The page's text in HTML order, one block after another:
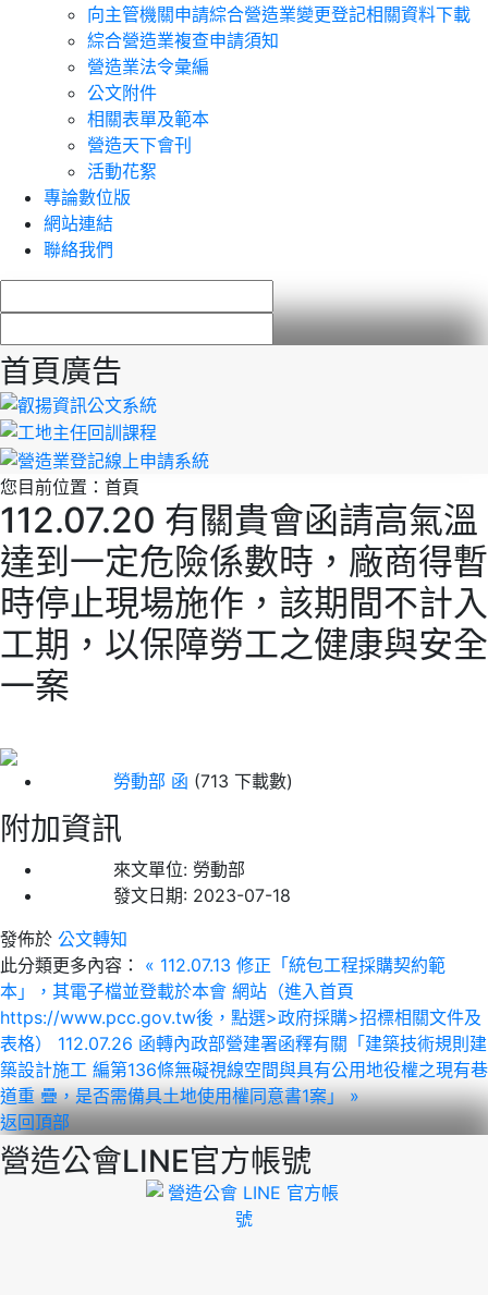
向主管機關申請綜合營造業變更登記相關資料下載
綜合營造業複查申請須知
營造業法令彙編
公文附件
相關表單及範本
營造天下會刊
活動花絮
專論數位版
網站連結
聯絡我們
首頁廣告
您目前位置： 首頁
112.07.20 有關貴會函請高氣溫
達到一定危險係數時，廠商得暫
時停止現場施作，該期間不計入
工期，以保障勞工之健康與安全
一案
勞動部 函 (713 下載數)
附加資訊
來文單位: 勞動部
發文日期: 2023-07-18
發佈於 公文轉知
此分類更多內容：
« 112.07.13 修正「統包工程採購契約範
本」，其電子檔並登載於本會 網站（進入首頁
https://www.pcc.gov.tw後，點選>政府採購>招標相關文件及
表格） 112.07.26 函轉內政部營建署函釋有關「建築技術規則建
築設計施工 編第136條無礙視線空間與具有公用地役權之現有巷
道重 疊，是否需備具土地使用權同意書1案」 »
返回頂部
營造公會LINE官方帳號